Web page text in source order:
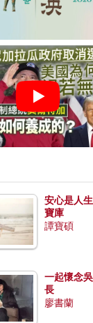
安心是人
寶庫
譚寶碩
一起懷念
長
廖書蘭